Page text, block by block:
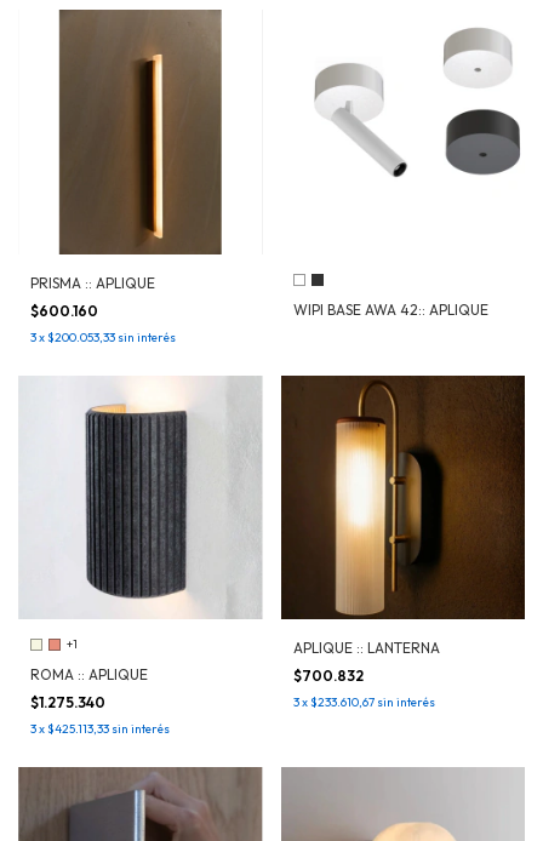
PRISMA :: APLIQUE
$600.160
3x$200.053,33 sin interés
WIPI BASE AWA 42:: APLIQUE
+1
ROMA :: APLIQUE
$1.275.340
3x$425.113,33 sin interés
APLIQUE :: LANTERNA
$700.832
3x$233.610,67 sin interés